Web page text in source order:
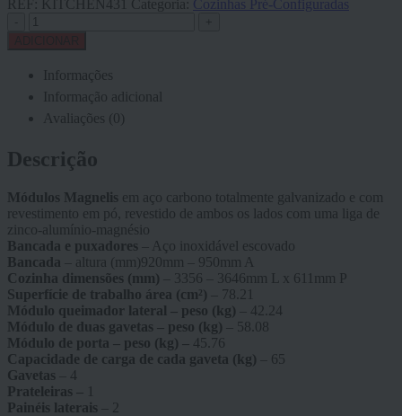
REF: KITCHEN431 Categoria: Cozinhas Pré-Configuradas
-
Informações
Informação adicional
Avaliações (0)
Descrição
Módulos Magnelis em aço carbono totalmente galvanizado e com
revestimento em pó, revestido de ambos os lados com uma liga de
zinco-alumínio-magnésio
Bancada e puxadores – Aço inoxidável escovado
Bancada – altura (mm)920mm – 950mm A
Cozinha dimensões (mm) – 3356 – 3646mm L x 611mm P
Superfície de trabalho área (cm²) – 78.21
Módulo queimador lateral – peso (kg) – 42.24
Módulo de duas gavetas – peso (kg) – 58.08
Módulo de porta – peso (kg) – 45.76
Capacidade de carga de cada gaveta (kg) – 65
Gavetas – 4
Prateleiras – 1
Painéis laterais – 2